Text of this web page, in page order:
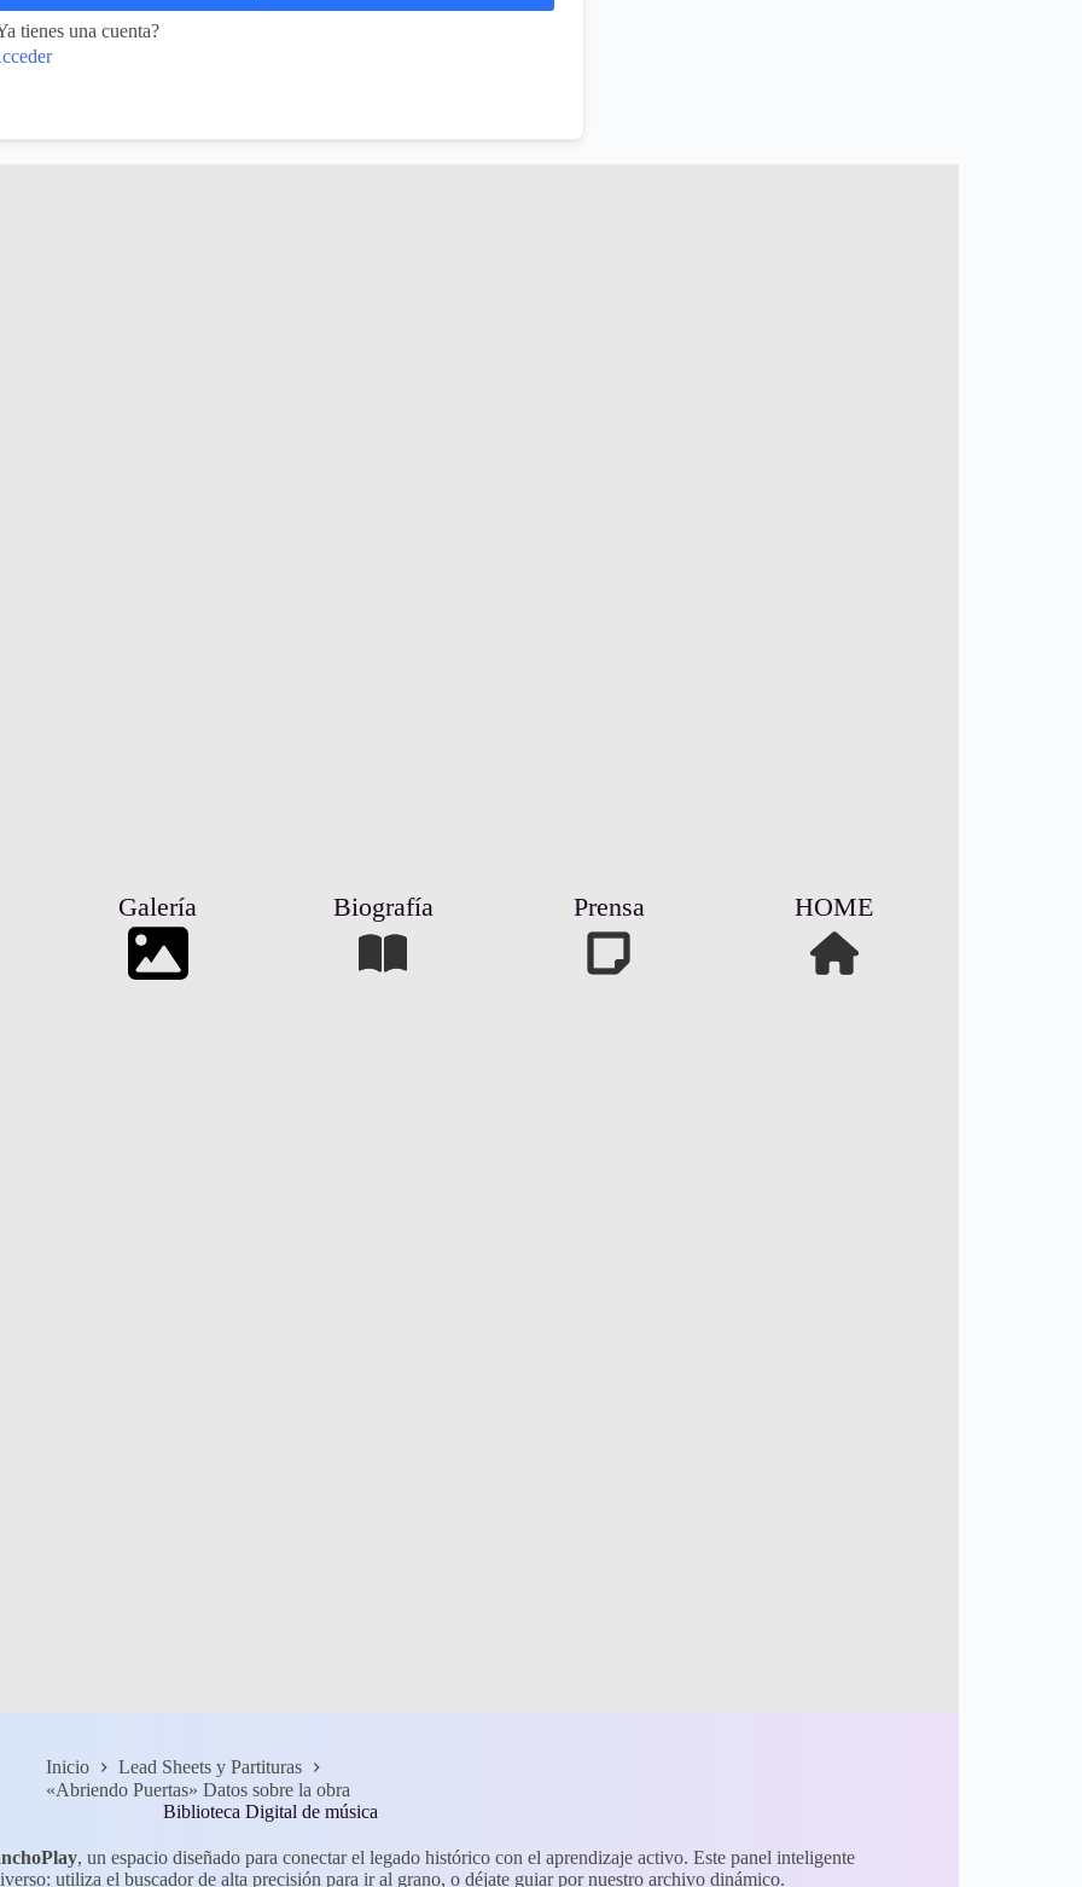
tienes una cuenta?
Galería Biografía Prensa HOME
Inicio
Lead Sheets y Partituras
«Abriendo Puertas» Datos sobre la obra
Biblioteca Digital de música
, un espacio diseñado para conectar el legado histórico con el aprendizaje activo. Este panel inteligente
utiliza el buscador de alta precisión para ir al grano, o déjate guiar por nuestro archivo dinámico.